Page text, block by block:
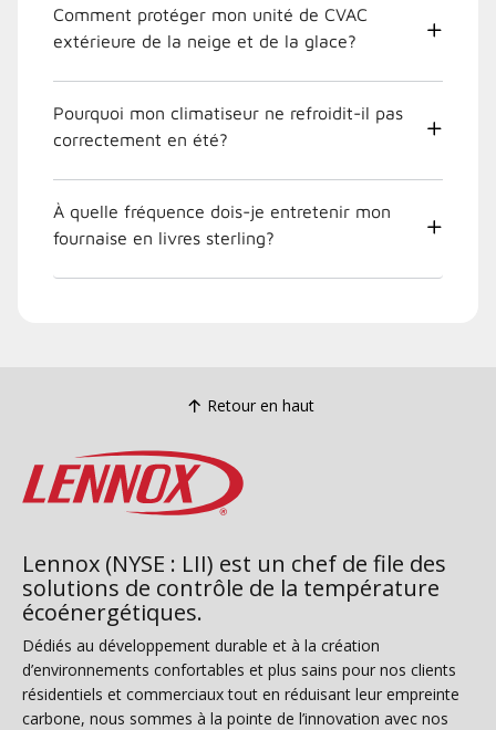
Comment protéger mon unité de CVAC
extérieure de la neige et de la glace?
Pourquoi mon climatiseur ne refroidit-il pas
correctement en été?
À quelle fréquence dois-je entretenir mon
fournaise en livres sterling?
Retour en haut
Lennox (NYSE : LII) est un chef de file des
solutions de contrôle de la température
écoénergétiques.
Dédiés au développement durable et à la création
d’environnements confortables et plus sains pour nos clients
résidentiels et commerciaux tout en réduisant leur empreinte
carbone, nous sommes à la pointe de l’innovation avec nos